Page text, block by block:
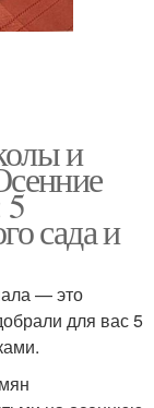
и
5
сада и
— это
для вас 5